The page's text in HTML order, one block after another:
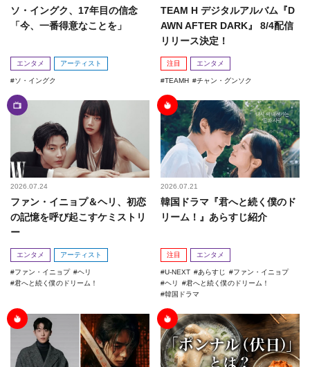
ソ・イングク、17年目の信念
「今、一番得意なことを」
エンタメ アーティスト
ソ・イングク
TEAM H デジタルアルバム『D
AWN AFTER DARK』 8/4配信
リリース決定！
注目 エンタメ
TEAMH チャン・グンソク
2026.07.24
ファン・イニョプ＆ヘリ、初恋
の記憶を呼び起こすケミストリ
ー
エンタメ アーティスト
ファン・イニョプ
ヘリ
君へと続く僕のドリーム！
2026.07.21
韓国ドラマ『君へと続く僕のド
リーム！』あらすじ紹介
注目 エンタメ
U-NEXT あらすじ
ファン・イニョプ
ヘリ
君へと続く僕のドリーム！
韓国ドラマ